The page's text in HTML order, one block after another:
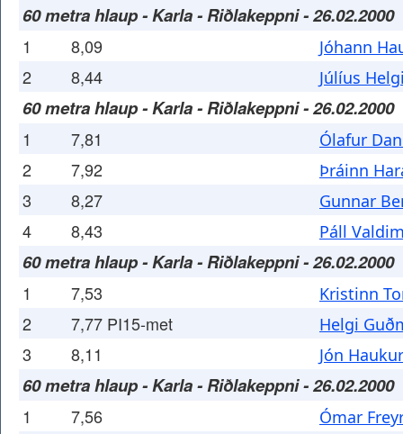
60 metra hlaup - Karla - Riðlakeppni - 26.02.2000
1 8,09 Jóhann
2 8,44 Júlíus
60 metra hlaup - Karla - Riðlakeppni - 26.02.2000
1 7,81 Ólafur
2 7,92 Þráinn
3 8,27 Gunnar
4 8,43 Páll
60 metra hlaup - Karla - Riðlakeppni - 26.02.2000
1 7,53 Kristinn
2 7,77 PI15-met Helgi
3 8,11 Jón
60 metra hlaup - Karla - Riðlakeppni - 26.02.2000
1 7,56 Ómar